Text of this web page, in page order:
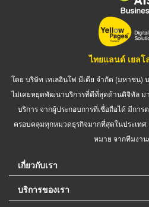
ไทยแลนด์ เยลโ
โดย บริษัท เทเลอินโฟ มีเดีย จำกัด (มหาชน)
ไม่เคยหยุดพัฒนาบริการที่ดีที่สุดด้านดิจิทัล ม
บริการ จากผู้ประกอบการที่เชื่อถือได้ มีกา
ครอบคลุมทุกหมวดธุรกิจมากที่สุดในประเทศ
หมาย จากทีมงา
เกี่ยวกับเรา
บริการของเรา